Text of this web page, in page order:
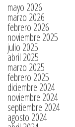
mayo 2026
marzo 2026
febrero 2026
noviembre 2025
julio 2025
abril 2025
marzo 2025
febrero 2025
diciembre 2024
noviembre 2024
septiembre 2024
agosto 2024